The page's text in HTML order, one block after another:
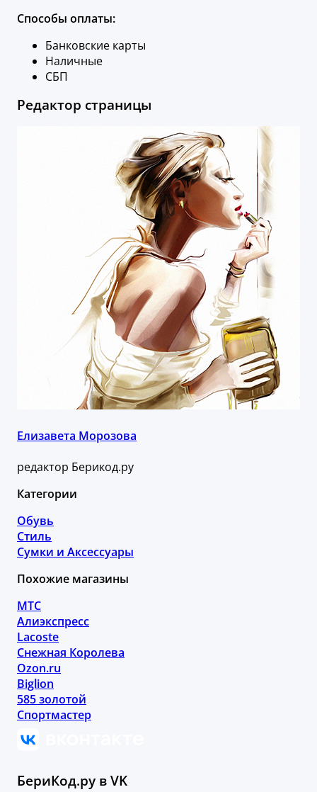
Способы оплаты:
Банковские карты
Наличные
СБП
Редактор страницы
Елизавета Морозова
редактор Берикод.ру
Категории
Обувь
Стиль
Сумки и Аксессуары
Похожие магазины
МТС
Алиэкспресс
Lacoste
Снежная Королева
Ozon.ru
Biglion
585 золотой
Спортмастер
БериКод.ру в VK